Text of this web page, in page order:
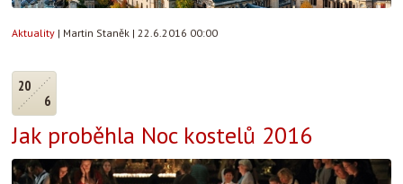
Aktuality | Martin Staněk | 22.6.2016 00:00
20
6
Jak proběhla Noc kostelů 2016